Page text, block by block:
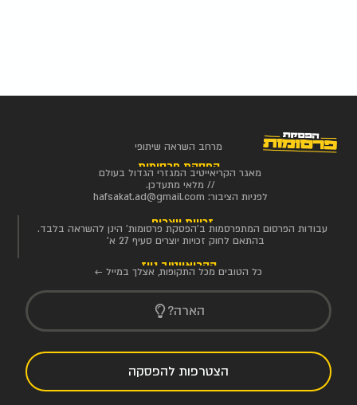
מרחב השראה שיתופי
הפסקת פרסומות
מאגר הקריאייטיב המגזרי הגדול בעולם
// מלאי מתעדכן.
לפניות הציבור: hafsakat.ad@gmail.com
זכויות יוצרים
עבודות הפרסום המתפרסמות ב'הפסקת פרסומות' הינן להשראה בלבד.
בהתאם לחוק זכויות יוצרים סעיף 27 א'
הקריאייטיב ניוז
כל הטובים מכל התקופות, אצלך במייל ←
הארה?
הצטרפות להפסקה